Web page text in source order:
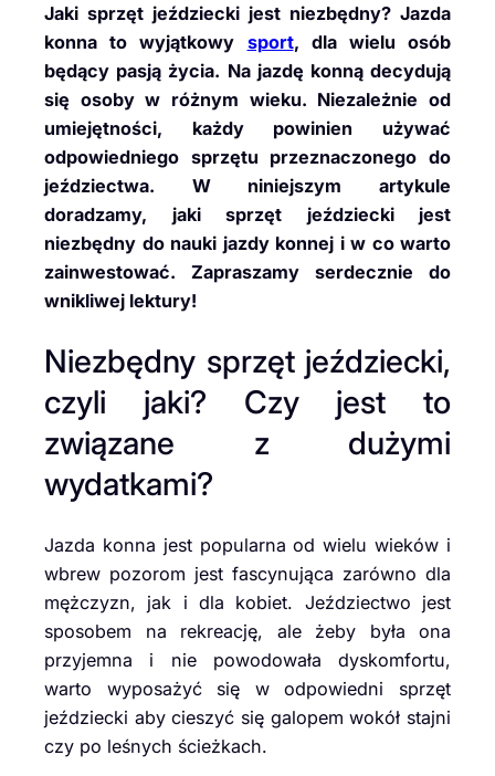
Jaki sprzęt jeździecki jest niezbędny? Jazda
konna to wyjątkowy sport, dla wielu osób
będący pasją życia. Na jazdę konną decydują
się osoby w różnym wieku. Niezależnie od
umiejętności, każdy powinien używać
odpowiedniego sprzętu przeznaczonego do
jeździectwa. W niniejszym artykule
doradzamy, jaki sprzęt jeździecki jest
niezbędny do nauki jazdy konnej i w co warto
zainwestować. Zapraszamy serdecznie do
wnikliwej lektury!
Niezbędny sprzęt jeździecki,
czyli jaki? Czy jest to
związane z dużymi
wydatkami?
Jazda konna jest popularna od wielu wieków i
wbrew pozorom jest fascynująca zarówno dla
mężczyzn, jak i dla kobiet. Jeździectwo jest
sposobem na rekreację, ale żeby była ona
przyjemna i nie powodowała dyskomfortu,
warto wyposażyć się w odpowiedni sprzęt
jeździecki aby cieszyć się galopem wokół stajni
czy po leśnych ścieżkach.